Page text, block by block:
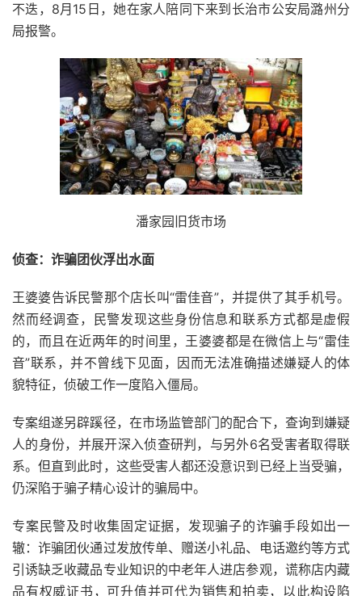
不迭，8月15日，她在家人陪同下来到长治市公安局潞州分
局报警。
潘家园旧货市场
侦查：诈骗团伙浮出水面
王婆婆告诉民警那个店长叫“雷佳音”，并提供了其手机号。
然而经调查，民警发现这些身份信息和联系方式都是虚假
的，而且在近两年的时间里，王婆婆都是在微信上与“雷佳
音”联系，并不曾线下见面，因而无法准确描述嫌疑人的体
貌特征，侦破工作一度陷入僵局。
专案组遂另辟蹊径，在市场监管部门的配合下，查询到嫌疑
人的身份，并展开深入侦查研判，与另外6名受害者取得联
系。但直到此时，这些受害人都还没意识到已经上当受骗，
仍深陷于骗子精心设计的骗局中。
专案民警及时收集固定证据，发现骗子的诈骗手段如出一
辙：诈骗团伙通过发放传单、赠送小礼品、电话邀约等方式
引诱缺乏收藏品专业知识的中老年人进店参观，谎称店内藏
品有权威证书，可升值并可代为销售和拍卖，以此构设陷